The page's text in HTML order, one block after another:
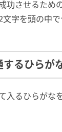
功させるため
字を頭の中
るひらが
入るひらがな